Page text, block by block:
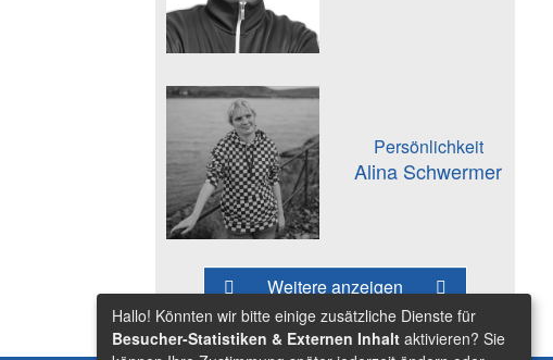
Persönlichkeit
Alina Schwermer
Weitere anzeigen
Hallo! Könnten wir bitte einige zusätzliche Dienste für
Besucher-Statistiken & Externen Inhalt aktivieren? Sie